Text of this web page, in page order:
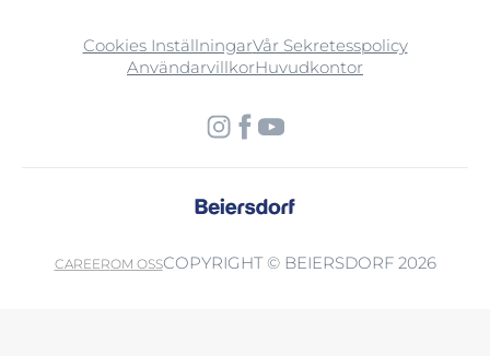
Cookies InställningarVår Sekretesspolicy
AnvändarvillkorHuvudkontor
CAREEROM OSSCOPYRIGHT © BEIERSDORF 2026